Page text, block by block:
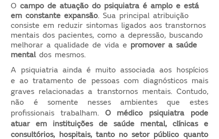
Ocampo de atuação do psiquiatra é amplo e está
em constante expansão. Sua principal atribuição
consiste em reduzir sintomas ligados aos transtornos
mentais dos pacientes, como a depressão, buscando
melhorar a qualidade de vida e promover a saúde
mentaldos mesmos.
A psiquiatria ainda é muito associada aos hospícios
e ao tratamento de pessoas com diagnósticos mais
graves relacionadas a transtornos mentais. Contudo,
não é somente nesses ambientes que estes
profissionais trabalham. O médico psiquiatra pode
atuar em instituições de saúde mental, clínicas e
consultórios, hospitais, tanto no setor público quanto